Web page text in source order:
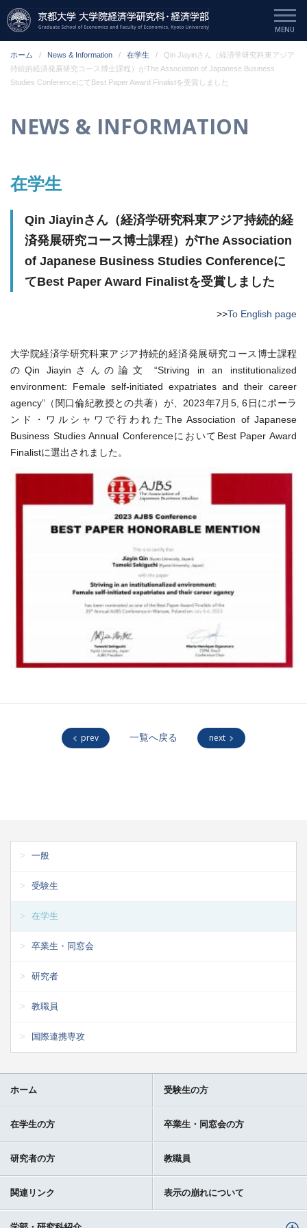
ホーム News & Information 在学生
Qin Jiayinさん（経済学研究科東アジア
持続的経済発展研究コース博士課程）がThe Association of Japanese Business
Studies ConferenceにてBest Paper Award Finalistを受賞しました
NEWS & INFORMATION
在学生
Qin Jiayinさん（経済学研究科東アジア持続的経
済発展研究コース博士課程）がThe Association
of Japanese Business Studies Conferenceに
てBest Paper Award Finalistを受賞しました
>>To English page
大学院経済学研究科東アジア持続的経済発展研究コース博士課程
のQin Jiayinさんの論文 “Striving in an institutionalized
environment: Female self-initiated expatriates and their career
agency”（関口倫紀教授との共著）が、2023年7月5, 6日にポーラ
ンド・ワルシャワで行われたThe Association of Japanese
Business Studies Annual ConferenceにおいてBest Paper Award
Finalistに選出されました。
prev 一覧へ戻る next
一般
受験生
在学生
卒業生・同窓会
研究者
教職員
国際連携専攻
ホーム 受験生の方
在学生の方 卒業生・同窓会の方
研究者の方 教職員
関連リンク 表示の崩れについて